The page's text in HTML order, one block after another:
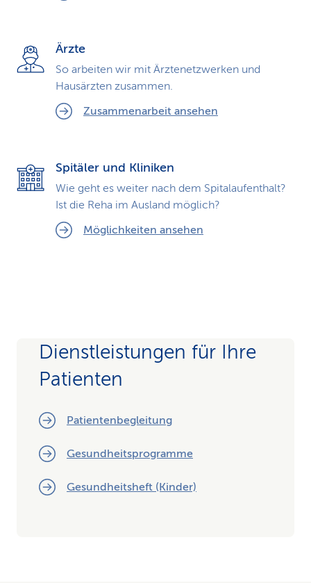
Ärzte
So arbeiten wir mit Ärztenetzwerken und
Hausärzten zusammen.
Zusammenarbeit ansehen
Spitäler und Kliniken
Wie geht es weiter nach dem Spitalaufenthalt?
Ist die Reha im Ausland möglich?
Möglichkeiten ansehen
Dienstleistungen für Ihre
Patienten
Patientenbegleitung
Gesundheitsprogramme
Gesundheitsheft (Kinder)